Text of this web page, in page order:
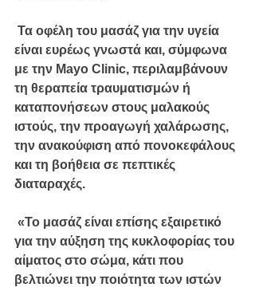
είναι ευρέως γνωστά και, σύμφωνα
με την Mayo Clinic, περιλαμβάνουν
τη θεραπεία τραυματισμών ή
καταπονήσεων στους μαλακούς
ιστούς, την προαγωγή χαλάρωσης,
την ανακούφιση από πονοκεφάλους
και τη βοήθεια σε πεπτικές
διαταραχές.
για την αύξηση της κυκλοφορίας του
αίματος στο σώμα, κάτι που
βελτιώνει την ποιότητα των ιστών